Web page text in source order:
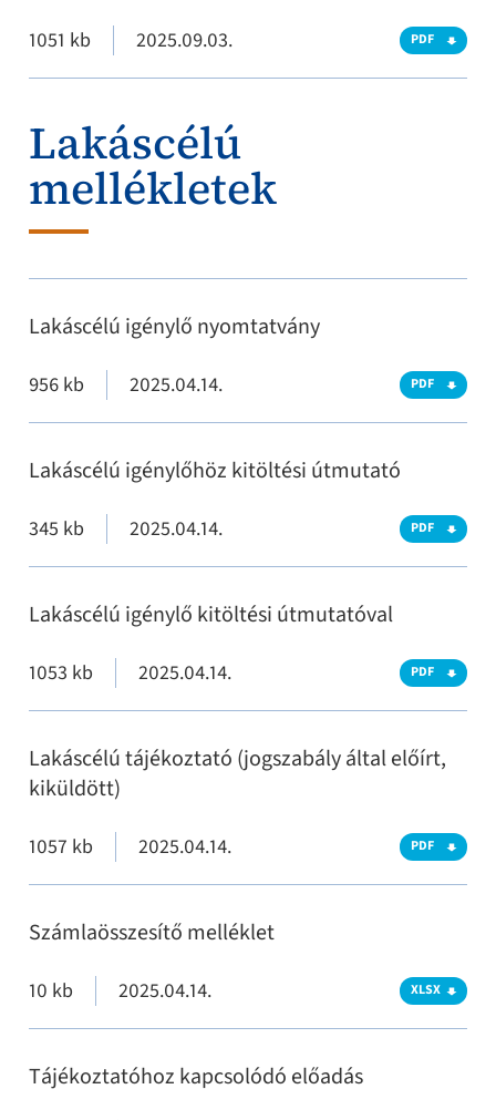
1051 kb 2025.09.03. PDF
Lakáscélú
mellékletek
Lakáscélú igénylő nyomtatvány
956 kb 2025.04.14. PDF
Lakáscélú igénylőhöz kitöltési útmutató
345 kb 2025.04.14. PDF
Lakáscélú igénylő kitöltési útmutatóval
1053 kb 2025.04.14. PDF
Lakáscélú tájékoztató (jogszabály által előírt,
kiküldött)
1057 kb 2025.04.14. PDF
Számlaösszesítő melléklet
10 kb 2025.04.14. XLSX
Tájékoztatóhoz kapcsolódó előadás